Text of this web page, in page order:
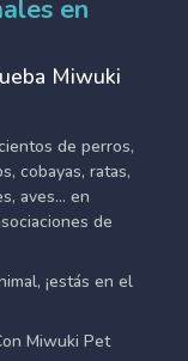
en
Miwuki
de perros,
cobayas, ratas,
aves... en
de
¡estás en el
Miwuki Pet